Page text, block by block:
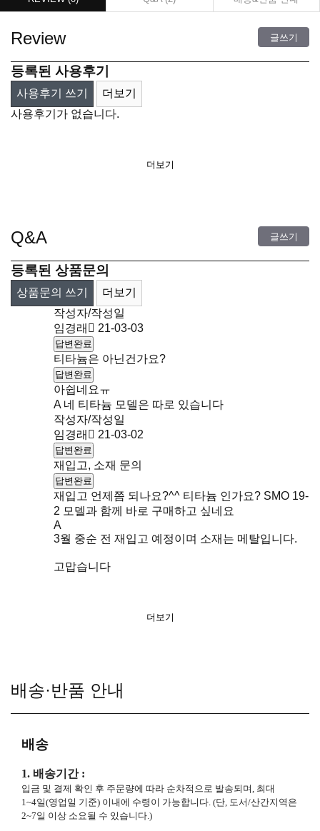
Review 글쓰기
등록된 사용후기
사용후기 쓰기
더보기
사용후기가 없습니다.
더보기
Q&A 글쓰기
등록된 상품문의
상품문의 쓰기
더보기
작성자/작성일
임경래
21-03-03
답변완료
티타늄은 아닌건가요?
답변완료
아쉽네요ㅠ
A 네 티타늄 모델은 따로 있습니다
작성자/작성일
임경래
21-03-02
답변완료
재입고, 소재 문의
답변완료
재입고 언제쯤 되나요?^^ 티타늄 인가요? SMO 19-
2 모델과 함께 바로 구매하고 싶네요
A
3월 중순 전 재입고 예정이며 소재는 메탈입니다.
고맙습니다
더보기
배송·반품 안내
배송
1. 배송기간 :
입금 및 결제 확인 후 주문량에 따라 순차적으로 발송되며, 최대
1~4일(영업일 기준) 이내에 수령이 가능합니다. (단, 도서/산간지역은
2~7일 이상 소요될 수 있습니다.)